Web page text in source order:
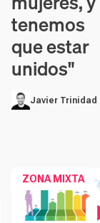
tenemos
que estar
unidos"
Javier Trinidad
ZONA MIXTA